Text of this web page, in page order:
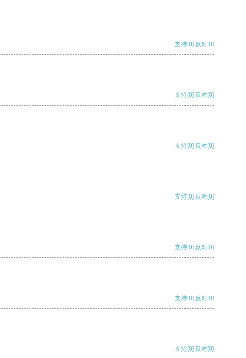
支持[0] 反对[0]
支持[0] 反对[0]
支持[0] 反对[0]
支持[0] 反对[0]
支持[0] 反对[0]
支持[0] 反对[0]
支持[0] 反对[0]